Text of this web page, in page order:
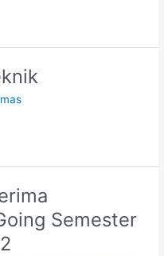
Semester